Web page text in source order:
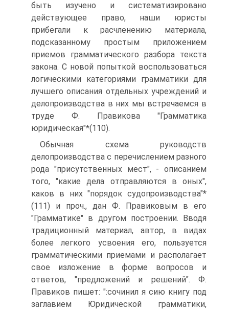
быть изучено и систематизировано
действующее право, наши юристы
прибегали к расчленению материала,
подсказанному простым приложением
приемов грамматического разбора текста
закона. С новой попыткой воспользоваться
логическими категориями грамматики для
лучшего описания отдельных учреждений и
делопроизводства в них мы встречаемся в
труде Ф. Правикова "Грамматика
юридическая"*(110).
Обычная схема руководств
делопроизводства с перечислением разного
рода "присутственных мест", - описанием
того, "какие дела отправляются в оных",
каков в них "порядок судопроизводства"*
(111) и проч., дан Ф. Правиковым в его
"Грамматике" в другом построении. Вводя
традиционный материал, автор, в видах
более легкого усвоения его, пользуется
грамматическими приемами и располагает
свое изложение в форме вопросов и
ответов, "предложений и решений". Ф.
Правиков пишет: ":сочинил я сию книгу под
заглавием Юридической грамматики,